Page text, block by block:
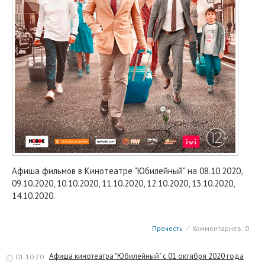
Афиша фильмов в Кинотеатре "Юбилейный" на 08.10.2020,
09.10.2020, 10.10.2020, 11.10.2020, 12.10.2020, 13.10.2020,
14.10.2020.
Прочесть ⁄ Комментариев: 0
01.10.20 Афиша кинотеатра "Юбилейный" c 01 октября 2020 года